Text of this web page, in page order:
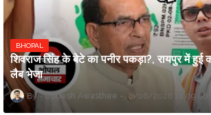
BHOPAL
शिवराज सिंह के बेटे का पनीर पकड़ा?, रायपुर में हुई
लैब भेजा
Updesh Awasthee 8/06/2026 10:09:00